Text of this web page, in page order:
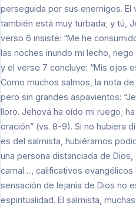
perseguida por sus enemigos. El
también está muy turbada; y tú,
verso 6 insiste: “Me he
las noches inundo mi lecho,
y el verso 7 concluye: “Mis ojos
Como muchos salmos, la nota
pero sin grandes aspavientos:
lloro. Jehová ha oído mi ruego;
oración” (vs. 8-9). Si no hubiera
es del salmista, hubiéramos
una persona distanciada de
carnal…, calificativos evangélicos
sensación de lejanía de Dios no
espiritualidad. El salmista,